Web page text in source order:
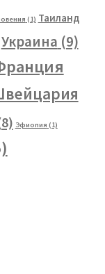
(1) Таиланд
Украина (9)
Эфиопия (1)